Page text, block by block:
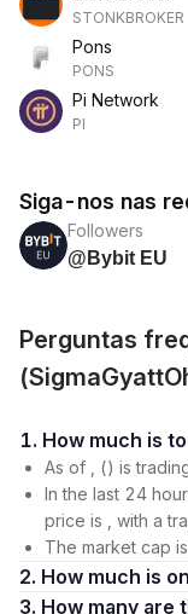
STONKBROKER
Pons
PONS
Pi Network
PI
Siga-nos nas
Followers
@Bybit EU
Perguntas
1.
As of , () is
In the last 24
price is , with a
The market cap
2. How much is
3. How